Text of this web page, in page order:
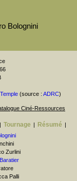
Bolognini
(source : ADRC)
Ciné-Ressources
| Tournage | Résumé |
Zurlini
Palli